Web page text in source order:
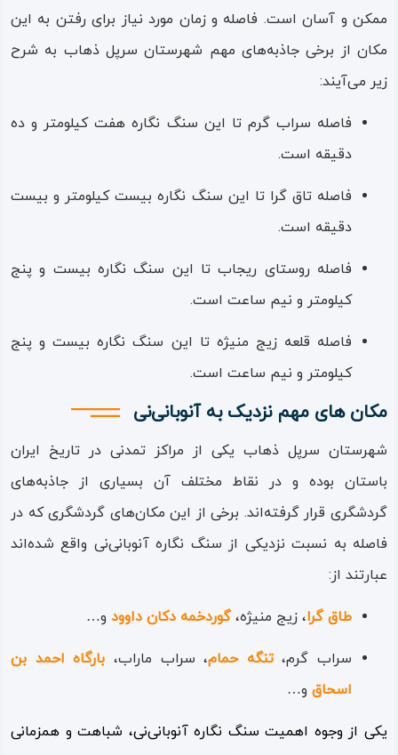
بسته‌ بوده‌اند، تاج پادشاه از نوع و سبک کلاه‌های موسوم به
مادهای شرق ایران است؛ یعنی همان ایرانیان پارسی زبانی که
هزار و پانصد سال بعد از لولوبیان به پادشاهی ایران رسیدند.
سنگ نگاره دیگری در زیر نقش برجسته اصلی هست که یادگار و
نماد پیروزی‌های آنوبانی‌نی، پادشاه لولوبی است و از نظر سبک و
با نگاره نارام سین، شاه اکدی حجاری شده است که زمان آن به
ممکن و آسان است. فاصله و زمان مورد نیاز برای رفتن به این
مکان از برخی جاذبه‌های مهم شهرستان سرپل ذهاب به شرح
زیر می‌آیند:
فاصله سراب گرم تا این سنگ نگاره هفت کیلومتر و ده
دقیقه است.
فاصله تاق گرا تا این سنگ نگاره بیست کیلومتر و بیست
دقیقه است.
فاصله روستای ریجاب تا این سنگ نگاره بیست‌ و پنج
کیلومتر و نیم ساعت است.
فاصله قلعه زیج منیژه تا این سنگ نگاره بیست‌ و پنج
کیلومتر و نیم ساعت است.
مکان های مهم نزدیک به آنوبانی‌نی
شهرستان سرپل‌ ذهاب یکی از مراکز تمدنی در تاریخ ایران
باستان بوده و در نقاط مختلف آن بسیاری از جاذبه‌های
گردشگری قرار گرفته‌اند. برخی از این مکان‌های گردشگری که در
فاصله به نسبت نزدیکی از سنگ نگاره آنوبانی‌نی واقع شده‌اند
عبارتند از:
طاق گرا، زیج منیژه،گوردخمه دکان داوود و…
سراب گرم،تنگه حمام، سراب ماراب، بارگاه احمد بن‌
اسحاق و…
یکی از وجوه اهمیت سنگ نگاره آنوبانی‌نی، شباهت و همزمانی